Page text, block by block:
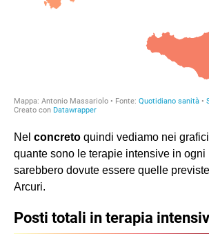
Nel concreto quindi vediamo nei
quante sono le terapie intensive in ogni
sarebbero dovute essere quelle
Arcuri.